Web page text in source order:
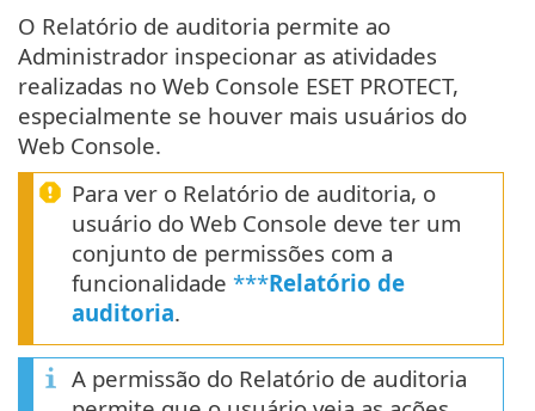
O Relatório de auditoria permite ao
Administrador inspecionar as atividades
realizadas no Web Console ESET PROTECT,
especialmente se houver mais usuários do
Web Console.
Para ver o Relatório de auditoria, o
usuário do Web Console deve ter um
conjunto de permissões com a
funcionalidade ***Relatório de
auditoria.
A permissão do Relatório de auditoria